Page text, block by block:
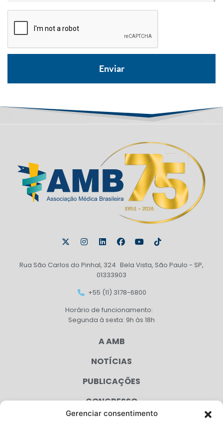
Gerenciar consentimento
Rua São Carlos do Pinhal, 324 Bela Vista, São Paulo - SP,
01333903
+55 (11) 3178-6800
Horário de funcionamento:
Segunda à sexta: 9h às 18h
A AMB
NOTÍCIAS
PUBLICAÇÕES
CONGRESSO